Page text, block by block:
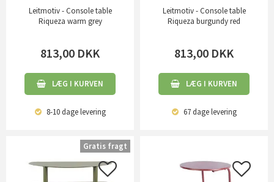
Leitmotiv - Console table
Riqueza warm grey
813,00 DKK
LÆG I KURVEN
8-10 dagelevering
Leitmotiv - Console table
Riqueza burgundy red
813,00 DKK
LÆG I KURVEN
67 dagelevering
Gratis fragt